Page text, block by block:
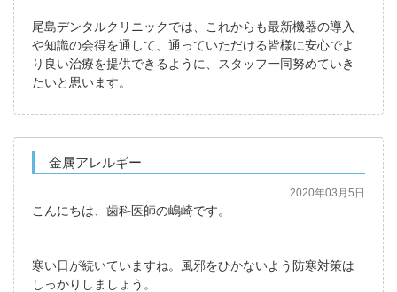
尾島デンタルクリニックでは、これからも最新機器の導入
や知識の会得を通して、通っていただける皆様に安心でよ
り良い治療を提供できるように、スタッフ一同努めていき
たいと思います。
金属アレルギー
2020年03月5日
こんにちは、歯科医師の嶋崎です。
寒い日が続いていますね。風邪をひかないよう防寒対策は
しっかりしましょう。